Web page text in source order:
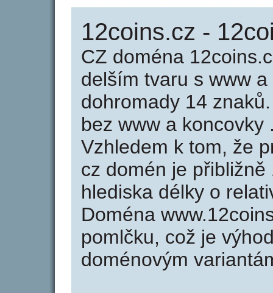
12coins.cz -
CZ doména
delším tvaru s www
dohromady 14
bez www a
Vzhledem k tom, že
cz domén je
hlediska délky o
Doména
pomlčku, což je
doménovým